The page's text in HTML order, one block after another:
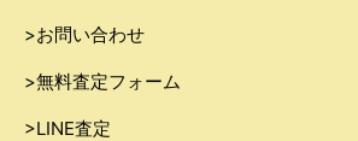
>お問い合わせ
>無料査定フォーム
>LINE査定